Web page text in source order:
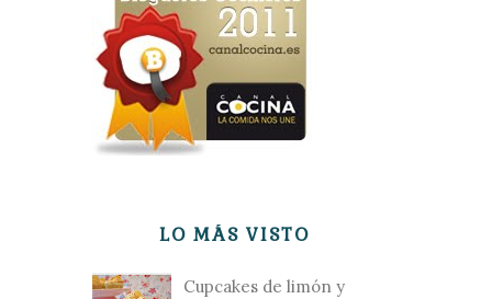
LO MÁS VISTO
Cupcakes de limón y